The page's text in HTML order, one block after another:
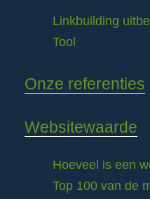
Linkbuilding
Tool
Onze referenties
Websitewaarde
Hoeveel is een
Top 100 van de